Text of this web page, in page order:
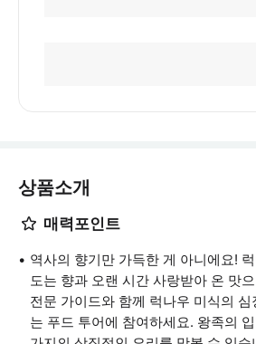
상품소개
매력포인트
역사의 향기만 가득한 게 아니에요!
도는 향과 오랜 시간 사랑받아 온 맛
전문 가이드와 함께 럭나우 미식의
는 푸드 투어에 참여하세요. 왕족의